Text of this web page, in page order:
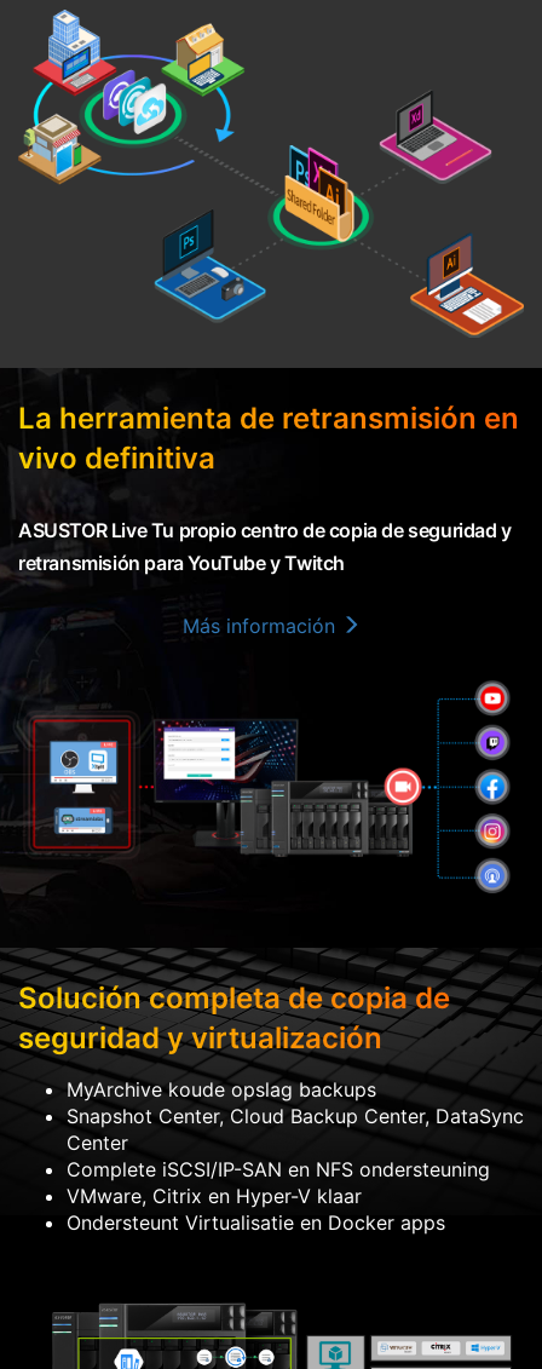
La herramienta de retransmisión en
vivo definitiva
ASUSTOR Live Tu propio centro de copia de seguridad y
retransmisión para YouTube y Twitch
Más información
Solución completa de copia de
seguridad y virtualización
MyArchive koude opslag backups
Snapshot Center, Cloud Backup Center, DataSync
Center
Complete iSCSI/IP-SAN en NFS ondersteuning
VMware, Citrix en Hyper-V klaar
Ondersteunt Virtualisatie en Docker apps